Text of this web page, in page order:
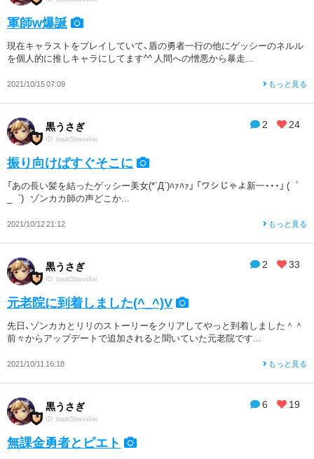
軍師w爆誕
現在キャラストをプレイしていて、盾の勇者一行の他にゲッシーのネルル
を個人的に推しキャラにしてます^^ 人間への憎悪から暴走...
2021/10/15 07:09 もっと見る
2 24
黒うさぎ
ID: bquh5bwvxkni
振り向けばすぐそこに
「あの長い髪を結ったゲッシー美女(*´Д`)ﾊｧﾊｧ」 「ワシじゃよ新一・・・」 (゜
_゜) ゾンカカ師の声どこか...
2021/10/12 21:12 もっと見る
2 33
黒うさぎ
ID: bquh5bwvxkni
元老院に到着しました(^_^)V
先日、ゾンカカとリリのストーリーをクリアしてやっと到着しました＾＾
前々からアップデートで追加されると聞いていた元老院です...
2021/10/11 16:18 もっと見る
6 19
黒うさぎ
ID: bquh5bwvxkni
無課金勇者とピエト